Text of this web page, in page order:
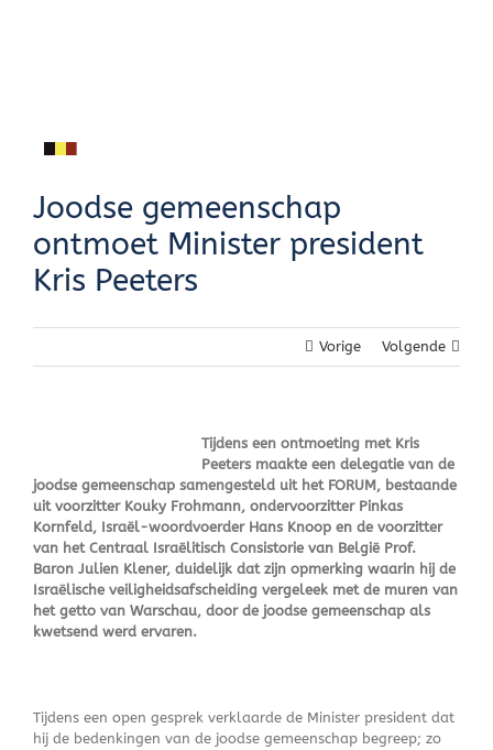
Joodse gemeenschap
ontmoet Minister president
Kris Peeters
Vorige Volgende
Tijdens een ontmoeting met Kris
Peeters maakte een delegatie van de
joodse gemeenschap samengesteld uit het FORUM, bestaande
uit voorzitter Kouky Frohmann, ondervoorzitter Pinkas
Kornfeld, Israël-woordvoerder Hans Knoop en de voorzitter
van het Centraal Israëlitisch Consistorie van België Prof.
Baron Julien Klener, duidelijk dat zijn opmerking waarin hij de
Israëlische veiligheidsafscheiding vergeleek met de muren van
het getto van Warschau, door de joodse gemeenschap als
kwetsend werd ervaren.
Tijdens een open gesprek verklaarde de Minister president dat
hij de bedenkingen van de joodse gemeenschap begreep; zo